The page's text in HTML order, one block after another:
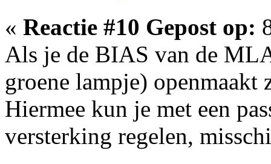
« Reactie #10 Gepost op:
Als je de BIAS van de
groene lampje) openmaakt
Hiermee kun je met een
versterking regelen,